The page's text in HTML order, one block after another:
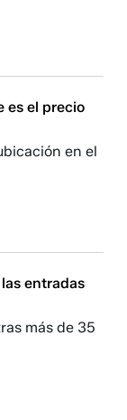
es el precio
en el
entradas
más de 35